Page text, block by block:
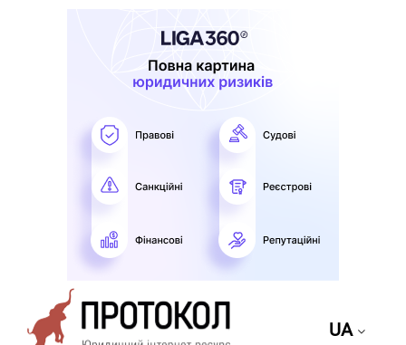
UA